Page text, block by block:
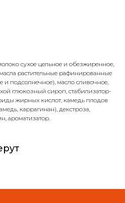
сухое цельное и обезжиренное,
растительные рафинированные
подсолнечное), масло сливочное,
глюкозный сироп, стабилизатор-
жирных кислот, камедь плодов
каррагинан), декстроза,
ароматизатор.